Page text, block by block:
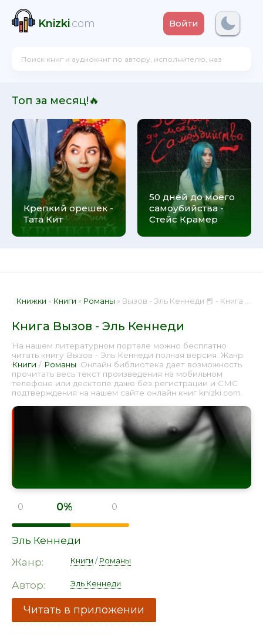
Knizki.com Войти
Топ за месяц!🔥
Крепкий орешек -
Тата Кит
50 дней до моего
самоубийства -
Стейс Крамер
Книжки » Книги » Романы » Вызов - Эль Кеннеди 📕 - Книга онлайн бесплатно
Книга Вызов - Эль Кеннеди
На нашем литературном портале можно бесплатно
читать книгу Вызов - Эль Кеннеди полная версия. Жанр:
Книги / Романы . Онлайн библиотека дает возможность
прочитать весь текст произведения на мобильном
телефоне или десктопе даже без регистрации и СМС
подтверждения на нашем сайте онлайн книг knizki.com.
0 0% 0
Эль Кеннеди
Жанр:
Книги /Романы
Автор: Эль Кеннеди
Читать в приложении